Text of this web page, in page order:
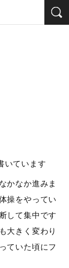
いています
かなか進みま
操をやってい
して集中です
大きく変わり
ていた頃にフ